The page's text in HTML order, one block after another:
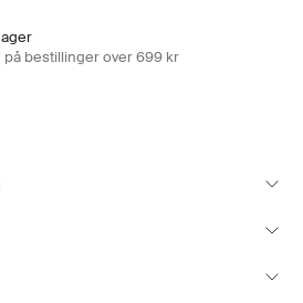
på bestillinger over 699 kr